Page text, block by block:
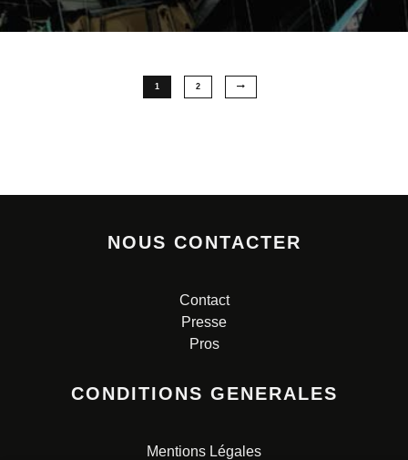
1 2
NOUS CONTACTER
Contact
Presse
Pros
CONDITIONS GENERALES
Mentions Légales